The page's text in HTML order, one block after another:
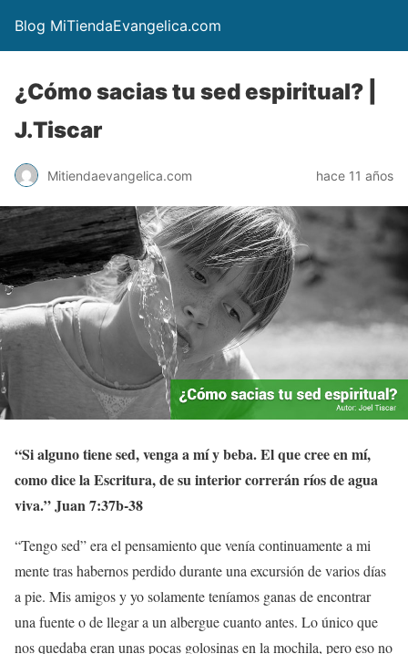
Blog MiTiendaEvangelica.com
¿Cómo sacias tu sed espiritual? |
J.Tiscar
Mitiendaevangelica.com hace 11 años
“Si alguno tiene sed, venga a mí y beba. El que cree en mí,
como dice la Escritura, de su interior correrán ríos de agua
viva.” Juan 7:37b-38
“Tengo sed” era el pensamiento que venía continuamente a mi
mente tras habernos perdido durante una excursión de varios días
a pie. Mis amigos y yo solamente teníamos ganas de encontrar
una fuente o de llegar a un albergue cuanto antes. Lo único que
nos quedaba eran unas pocas golosinas en la mochila, pero eso no